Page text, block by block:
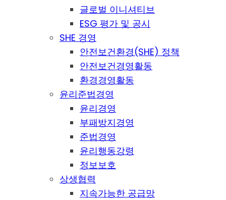
글로벌 이니셔티브
ESG 평가 및 공시
SHE 경영
안전보건환경(SHE) 정책
안전보건경영활동
환경경영활동
윤리준법경영
윤리경영
부패방지경영
준법경영
윤리행동강령
정보보호
상생협력
지속가능한 공급망